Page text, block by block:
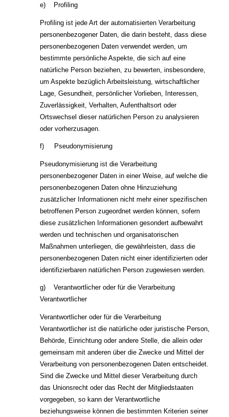
e) Profiling
Profiling ist jede Art der automatisierten Verarbeitung
personenbezogener Daten, die darin besteht, dass diese
personenbezogenen Daten verwendet werden, um
bestimmte persönliche Aspekte, die sich auf eine
natürliche Person beziehen, zu bewerten, insbesondere,
um Aspekte bezüglich Arbeitsleistung, wirtschaftlicher
Lage, Gesundheit, persönlicher Vorlieben, Interessen,
Zuverlässigkeit, Verhalten, Aufenthaltsort oder
Ortswechsel dieser natürlichen Person zu analysieren
oder vorherzusagen.
f) Pseudonymisierung
Pseudonymisierung ist die Verarbeitung
personenbezogener Daten in einer Weise, auf welche die
personenbezogenen Daten ohne Hinzuziehung
zusätzlicher Informationen nicht mehr einer spezifischen
betroffenen Person zugeordnet werden können, sofern
diese zusätzlichen Informationen gesondert aufbewahrt
werden und technischen und organisatorischen
Maßnahmen unterliegen, die gewährleisten, dass die
personenbezogenen Daten nicht einer identifizierten oder
identifizierbaren natürlichen Person zugewiesen werden.
g) Verantwortlicher oder für die Verarbeitung
Verantwortlicher
Verantwortlicher oder für die Verarbeitung
Verantwortlicher ist die natürliche oder juristische Person,
Behörde, Einrichtung oder andere Stelle, die allein oder
gemeinsam mit anderen über die Zwecke und Mittel der
Verarbeitung von personenbezogenen Daten entscheidet.
Sind die Zwecke und Mittel dieser Verarbeitung durch
das Unionsrecht oder das Recht der Mitgliedstaaten
vorgegeben, so kann der Verantwortliche
beziehungsweise können die bestimmten Kriterien seiner